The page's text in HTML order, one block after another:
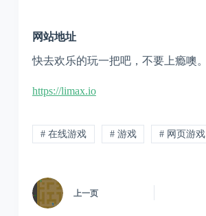
网站地址
快去欢乐的玩一把吧，不要上瘾噢。
https://limax.io
# 在线游戏 # 游戏 # 网页游戏
上一页